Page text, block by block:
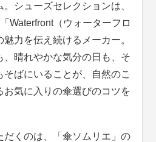
シューズセレクションは、
Waterfront（ウォーターフロ
力を伝え続けるメーカー。
、晴れやかな気分の日も、そ
そばにいることが、自然のこ
お気に入りの傘選びのコツを
だくのは、「傘ソムリエ」の